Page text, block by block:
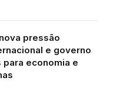
pressão
e governo
para economia e